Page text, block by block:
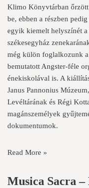
Klimo Könyvtárban őrzött
be, ebben a részben
egyik kiemelt helyszínét a
székesegyház
még külön foglalkozunk
bemutatott Angster-féle
énekiskolával is. A
Janus Pannonius
Levéltárának és Régi
magánszemélyek
dokumentumok.
Read More »
Musica Sacra